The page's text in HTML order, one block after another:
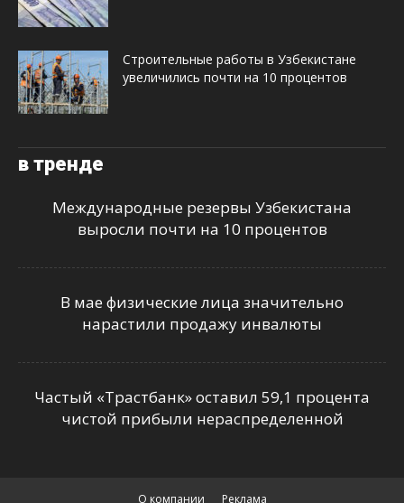
Строительные работы в Узбекистане
увеличились почти на 10 процентов
в тренде
Международные резервы Узбекистана
выросли почти на 10 процентов
В мае физические лица значительно
нарастили продажу инвалюты
Частый «Трастбанк» оставил 59,1 процента
чистой прибыли нераспределенной
О компании Реклама